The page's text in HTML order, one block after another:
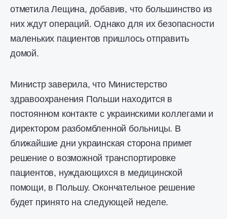
отметила Лещина, добавив, что большинство из
них ждут операций. Однако для их безопасности
маленьких пациентов пришлось отправить
домой.
Министр заверила, что Министерство
здравоохранения Польши находится в
постоянном контакте с украинскими коллегами и
директором разбомбленной больницы. В
ближайшие дни украинская сторона примет
решение о возможной транспортировке
пациентов, нуждающихся в медицинской
помощи, в Польшу. Окончательное решение
будет принято на следующей неделе.